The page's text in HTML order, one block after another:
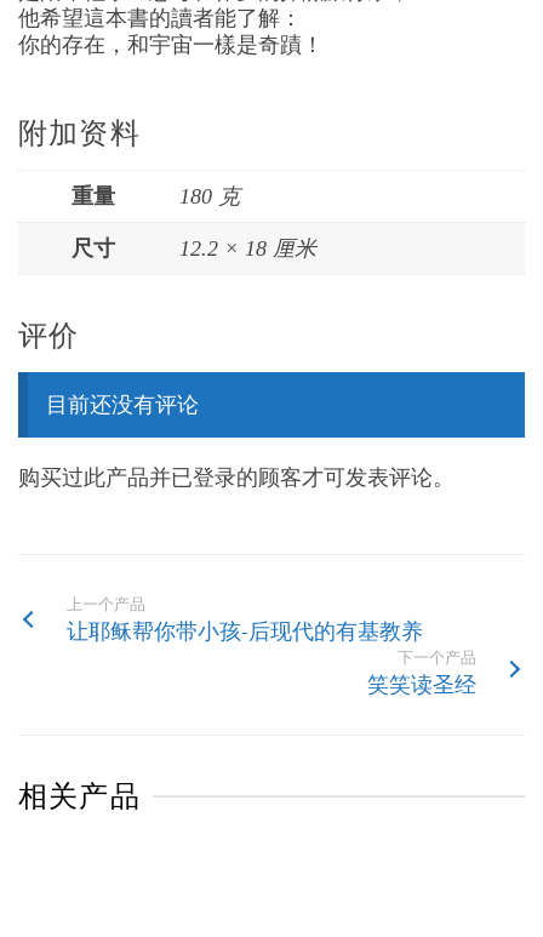
他希望這本書的讀者能了解：
你的存在，和宇宙一樣是奇蹟！
附加资料
重量 180 克
尺寸 12.2 × 18 厘米
评价
目前还没有评论
购买过此产品并已登录的顾客才可发表评论。
上一个产品
让耶稣帮你带小孩-后现代的有基教养
下一个产品
笑笑读圣经
相关产品